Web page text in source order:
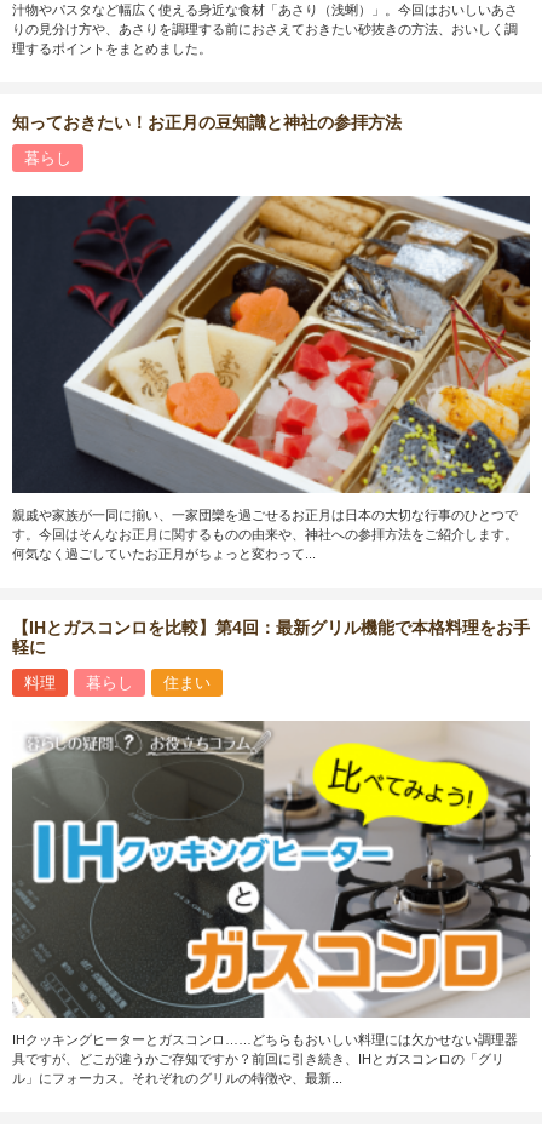
汁物やパスタなど幅広く使える身近な食材「あさり（浅蜊）」。今回はおいしいあさ
りの見分け方や、あさりを調理する前におさえておきたい砂抜きの方法、おいしく調
理するポイントをまとめました。
知っておきたい！お正月の豆知識と神社の参拝方法
暮らし
親戚や家族が一同に揃い、一家団欒を過ごせるお正月は日本の大切な行事のひとつで
す。今回はそんなお正月に関するものの由来や、神社への参拝方法をご紹介します。
何気なく過ごしていたお正月がちょっと変わって...
【IHとガスコンロを比較】第4回：最新グリル機能で本格料理をお手
軽に
料理 暮らし 住まい
IHクッキングヒーターとガスコンロ……どちらもおいしい料理には欠かせない調理器
具ですが、どこが違うかご存知ですか？前回に引き続き、IHとガスコンロの「グリ
ル」にフォーカス。それぞれのグリルの特徴や、最新...